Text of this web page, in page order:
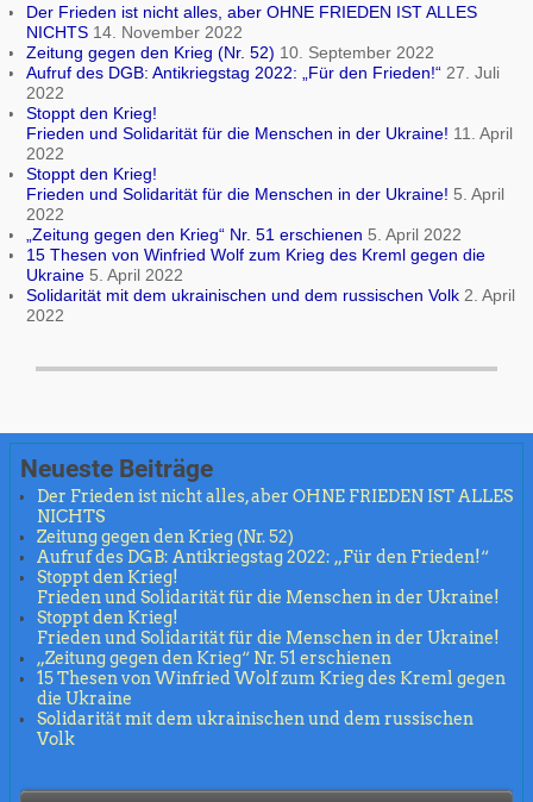
Der Frieden ist nicht alles, aber OHNE FRIEDEN IST ALLES
NICHTS 14. November 2022
Zeitung gegen den Krieg (Nr. 52) 10. September 2022
Aufruf des DGB: Antikriegstag 2022: „Für den Frieden!“ 27. Juli
2022
Stoppt den Krieg!
Frieden und Solidarität für die Menschen in der Ukraine! 11. April
2022
Stoppt den Krieg!
Frieden und Solidarität für die Menschen in der Ukraine! 5. April
2022
„Zeitung gegen den Krieg“ Nr. 51 erschienen 5. April 2022
15 Thesen von Winfried Wolf zum Krieg des Kreml gegen die
Ukraine 5. April 2022
Solidarität mit dem ukrainischen und dem russischen Volk 2. April
2022
Neueste Beiträge
Der Frieden ist nicht alles, aber OHNE FRIEDEN IST ALLES
NICHTS
Zeitung gegen den Krieg (Nr. 52)
Aufruf des DGB: Antikriegstag 2022: „Für den Frieden!“
Stoppt den Krieg!
Frieden und Solidarität für die Menschen in der Ukraine!
Stoppt den Krieg!
Frieden und Solidarität für die Menschen in der Ukraine!
„Zeitung gegen den Krieg“ Nr. 51 erschienen
15 Thesen von Winfried Wolf zum Krieg des Kreml gegen
die Ukraine
Solidarität mit dem ukrainischen und dem russischen
Volk